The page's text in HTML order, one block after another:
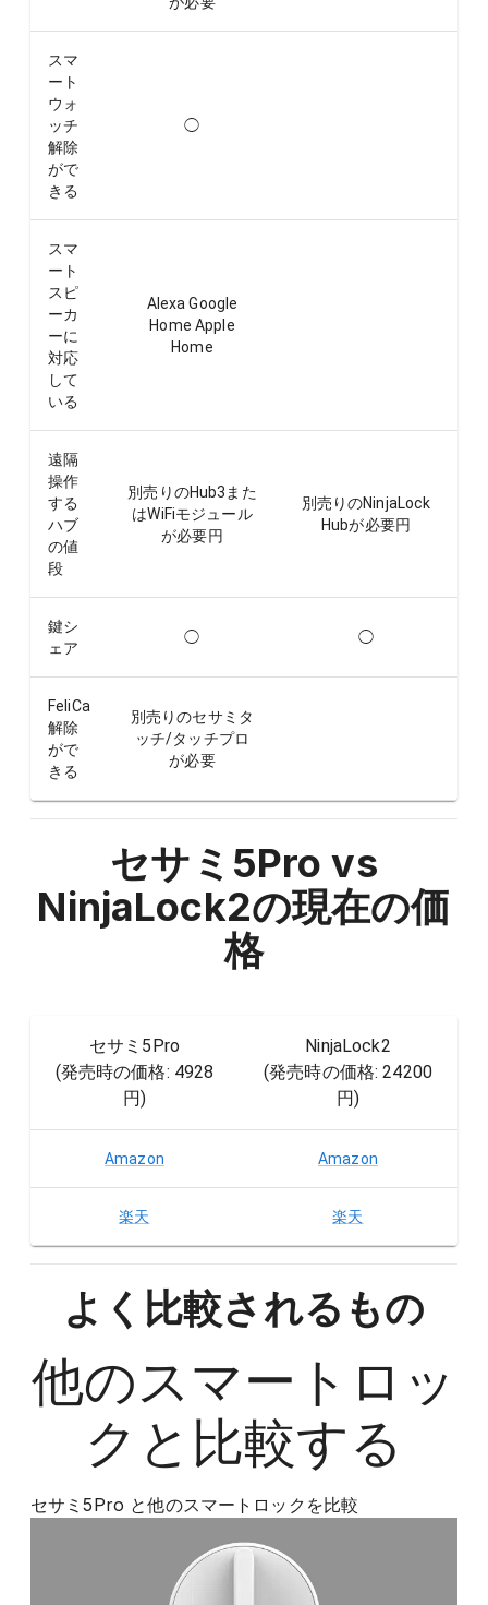
スマ
ート
ウォ
ッチ
解除
がで
きる
◯
スマ
ート
スピ
ーカ
ーに
対応
して
いる
Alexa Google
Home Apple
Home
遠隔
操作
する
ハブ
の値
段
別売りのHub3また
はWiFiモジュール
が必要円
別売りのNinjaLock
Hubが必要円
鍵シ
ェア
◯ ◯
FeliCa
解除
がで
きる
別売りのセサミタ
ッチ/タッチプロ
が必要
セサミ5Pro vs
NinjaLock2の現在の価
格
セサミ5Pro
(発売時の価格: 4928
円)
NinjaLock2
(発売時の価格:24200
円)
Amazon Amazon
楽天 楽天
よく比較されるもの
他のスマートロッ
ク と比較する
セサミ5Pro と他のスマートロック を比較